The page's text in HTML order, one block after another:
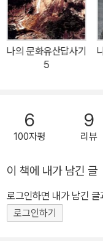
을 높여줄 것이다. 분단사 최초의 공식 북한답사기 4, 5권의 개정 답
사기 4, 5권은 북한편이
9월 저자의 첫 방북 때
하다’는 이후 현대금강
동의 자산을 매개로 최
당시는 북한에 대한 정
방북에 갖는 기대가 남
한답사기는 국내편 답
게 생소한 북한의 문화유
들의 일상생활과 유머
나의 문화유산답사기
5
6
100자평
9
리뷰
이 책에 내가 남긴 글
로그인하면 내가 남긴
로그인하기